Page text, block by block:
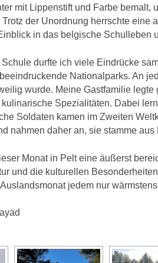
mit Lippenstift und Farbe
der Unordnung herrschte
in das belgische Schulleben
durfte ich viele Eindrücke
Nationalparks. An
wurde. Meine Gastfamilie
Spezialitäten. Dabei
Soldaten kamen im Zweiten
nahmen daher an, sie stamme aus
Monat in Pelt eine äußerst
und die kulturellen
jedem nur